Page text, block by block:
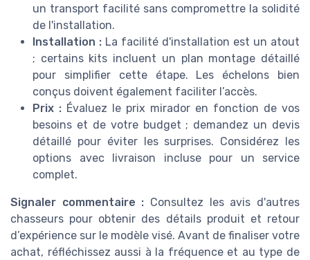
un transport facilité sans compromettre la solidité
de l'installation.
Installation : La facilité d'installation est un atout
; certains kits incluent un plan montage détaillé
pour simplifier cette étape. Les échelons bien
conçus doivent également faciliter l’accès.
Prix : Évaluez le prix mirador en fonction de vos
besoins et de votre budget ; demandez un devis
détaillé pour éviter les surprises. Considérez les
options avec livraison incluse pour un service
complet.
Signaler commentaire : Consultez les avis d'autres
chasseurs pour obtenir des détails produit et retour
d’expérience sur le modèle visé. Avant de finaliser votre
achat, réfléchissez aussi à la fréquence et au type de